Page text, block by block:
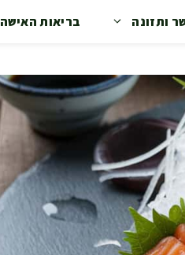
ותזונה בריאות האישה